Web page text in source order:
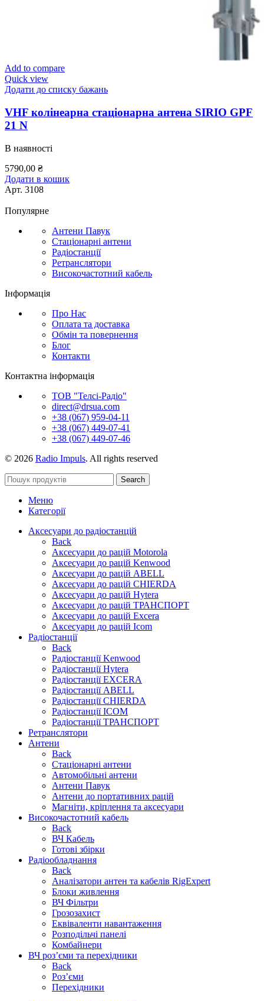
Add to compare
Quick view
Додати до списку бажань
VHF колінеарна стаціонарна антена SIRIO GPF
21 N
В наявності
5790,00 ₴
Додати в кошик
Арт. 3108
Популярне
Антени Павук
Стаціонарні антени
Радіостанції
Ретранслятори
Високочастотний кабель
Інформація
Про Нас
Оплата та доставка
Обмін та повернення
Блог
Контакти
Контактна інформація
ТОВ "Телсі-Радіо"
direct@drsua.com
+38 (067) 959-04-11
+38 (067) 449-07-41
+38 (067) 449-07-46
© 2026 Radio Impuls. All rights reserved
Search
Меню
Категорії
Аксесуари до радіостанцій
Back
Аксесуари до рацій Motorola
Аксесуари до рацій Kenwood
Аксесуари до рацій ABELL
Аксесуари до рацій CHIERDA
Аксесуари до рацій Hytera
Аксесуари до рацій ТРАНСПОРТ
Аксесуари до рацій Excera
Аксесуари до рацій Icom
Радіостанції
Back
Радіостанції Kenwood
Радіостанції Hytera
Радіостанції EXCERA
Радіостанції ABELL
Радіостанції CHIERDA
Радіостанції ICOM
Радіостанції ТРАНСПОРТ
Ретранслятори
Антени
Back
Стаціонарні антени
Автомобільні антени
Антени Павук
Антени до портативних рацій
Магніти, кріплення та аксесуари
Високочастотний кабель
Back
ВЧ Кабель
Готові збірки
Радіообладнання
Back
Аналізатори антен та кабелів RigExpert
Блоки живлення
ВЧ Фільтри
Грозозахист
Еквіваленти навантаження
Розподільчі панелі
Комбайнери
ВЧ роз’єми та перехідники
Back
Роз’єми
Перехідники